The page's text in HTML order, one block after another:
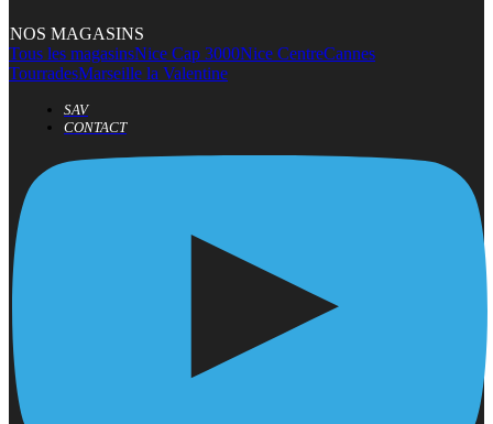
NOS MAGASINS
Tous les magasinsNice Cap 3000Nice CentreCannes
TourradesMarseille la Valentine
SAV
CONTACT